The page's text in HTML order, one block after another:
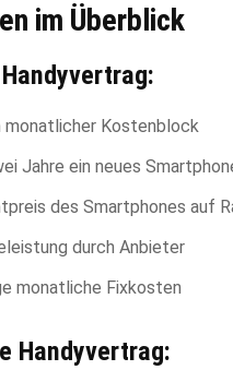
im Überblick
monatlicher Kostenblock
Jahre ein neues
des Smartphones auf
durch Anbieter
monatliche Fixkosten
Handyvertrag: